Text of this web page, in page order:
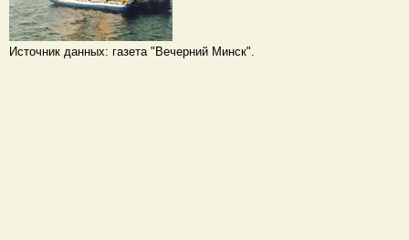
Источник данных: газета "Вечерний Минск".